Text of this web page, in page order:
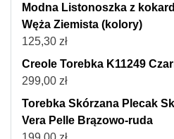
Modna Listonoszka z
Węża Ziemista (kolory)
125,30 zł
Creole Torebka K11249
299,00 zł
Torebka Skórzana Plecak
Vera Pelle Brązowo-ruda